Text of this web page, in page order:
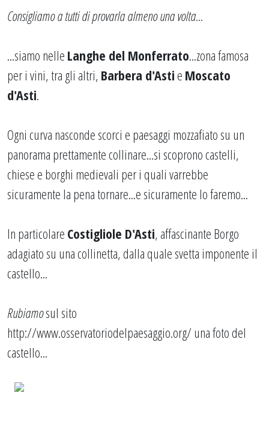
Consigliamo a tutti di provarla almeno una volta...
...siamo nelle Langhe del Monferrato...zona famosa
per i vini, tra gli altri, Barbera d'Asti e Moscato
d'Asti.
Ogni curva nasconde scorci e paesaggi mozzafiato su un
panorama prettamente collinare...si scoprono castelli,
chiese e borghi medievali per i quali varrebbe
sicuramente la pena tornare...e sicuramente lo faremo...
In particolare Costigliole D'Asti, affascinante Borgo
adagiato su una collinetta, dalla quale svetta imponente il
castello...
Rubiamosul sito
http://www.osservatoriodelpaesaggio.org/ una foto del
castello...